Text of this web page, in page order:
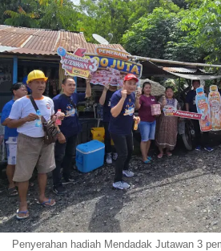
Penyerahan hadiah Mendadak Jutawan 3